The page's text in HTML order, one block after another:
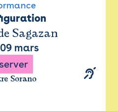
Sagazan
09 mars
Sorano